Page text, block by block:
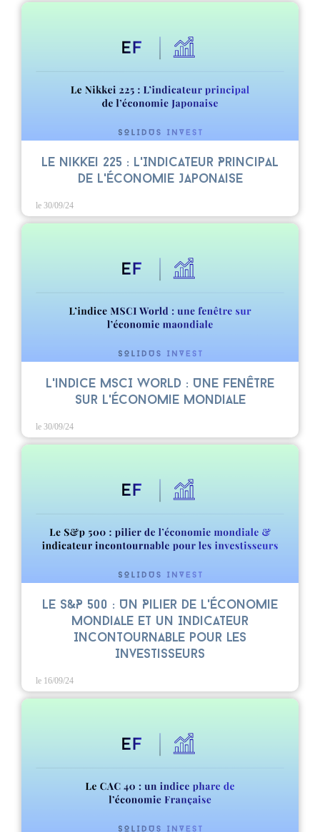
Le Nikkei 225 : L'Indicateur Principal
de l'Économie Japonaise
le 30/09/24
L'indice MSCI World : Une Fenêtre
sur l'Économie Mondiale
le 30/09/24
Le S&P 500 : Un Pilier de l'Économie
Mondiale et un Indicateur
Incontournable pour les
Investisseurs
le 16/09/24